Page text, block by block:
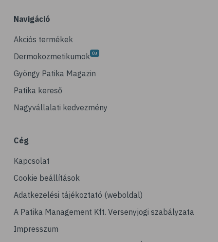
Navigáció
Akciós termékek
Dermokozmetikumok
Gyöngy Patika Magazin
Patika kereső
Nagyvállalati kedvezmény
Cég
Kapcsolat
Cookie beállítások
Adatkezelési tájékoztató (weboldal)
A Patika Management Kft. Versenyjogi szabályzata
Impresszum